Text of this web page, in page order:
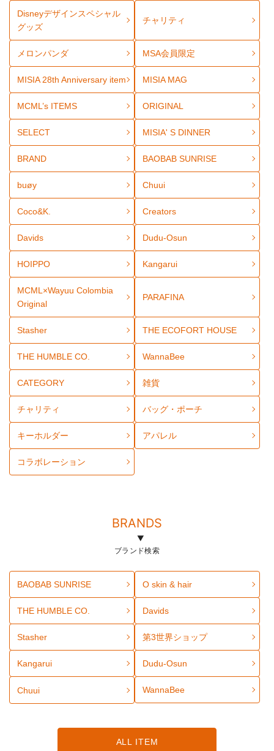
Disneyデザインスペシャル
グッズ
チャリティ
メロンパンダ MSA会員限定
MISIA 28th Anniversary item MISIA MAG
MCML’s ITEMS ORIGINAL
SELECT MISIA' S DINNER
BRAND BAOBAB SUNRISE
buøy Chuui
Coco&K. Creators
Davids Dudu-Osun
HOIPPO Kangarui
MCML×Wayuu Colombia
Original
PARAFINA
Stasher THE ECOFORT HOUSE
THE HUMBLE CO. WannaBee
CATEGORY 雑貨
チャリティ バッグ・ポーチ
キーホルダー アパレル
コラボレーション
BRANDS
ブランド検索
BAOBAB SUNRISE O skin & hair
THE HUMBLE CO. Davids
Stasher 第3世界ショップ
Kangarui Dudu-Osun
Chuui WannaBee
ALL ITEM